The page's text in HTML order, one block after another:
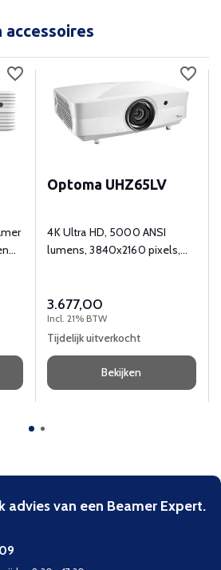
Optoma UHZ65LV
4K Ultra HD, 5000 ANSI
lumens, 3840x2160 pixels,
3.677,00
Incl. 21% BTW
Tijdelijk uitverkocht
Bekijken
advies van een Beamer Expert.